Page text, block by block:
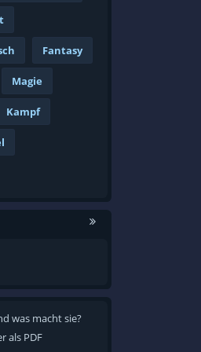
Fantasy
Magie
Kampf
was macht sie?
als PDF